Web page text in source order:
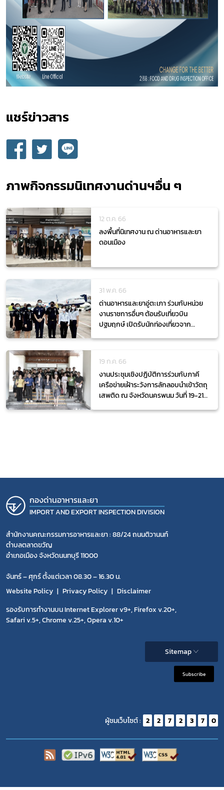
แชร์ข่าวสาร​
ภาพกิจกรรมนิเทศงานด่านฯอื่น ๆ
12 ต.ค. 66
ลงพื้นที่นิเทศงาน ณ ด่านอาหารและยา
ดอนเมือง
31 พ.ค. 66
ด่านอาหารและยาอู่ตะเภา ร่วมกับหน่วย
งานราชการอื่นๆ ต้อนรับเที่ยวบิน
ปฐมฤกษ์ เปิดรับนักท่องเที่ยวจาก
19 ก.ค. 66
งานประชุมเชิงปฏิบัติการร่วมกับภาคี
เครือข่ายเฝ้าระวังการลักลอบนำเข้าวัตถุ
เสพติด ณ จังหวัดนครพนม วันที่ 19-21
กองด่านอาหารและยา
IMPORT AND EXPORT INSPECTION DIVISION
สำนักงานคณะกรรมการอาหารและยา : 88/24 ถนนติวานนท์
ตำบลตลาดขวัญ
อำเภอเมือง จังหวัดนนทบุรี 11000
จันทร์ – ศุกร์ ตั้งแต่เวลา 08.30 – 16.30 น.
Website Policy
Privacy Policy
Disclaimer
รองรับการทำงานบน Internet Explorer v9+, Firefox v.20+,
Safari v.5+, Chrome v.25+, Opera v.10+
Sitemap
Subscribe
ผู้ชมเว็บไซต์ : 2 2 7 2 3 7 0
Subscribe
เลือกหัวข้อที่ท่านต้องการ Subscribe